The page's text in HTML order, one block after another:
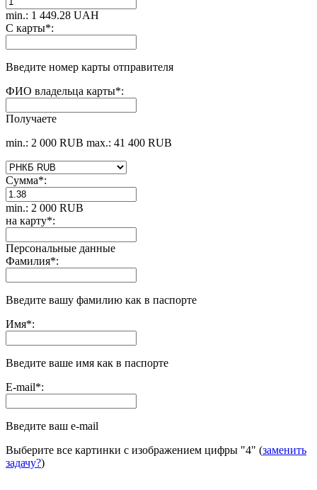
min.: 1 449.28 UAH
С карты*:
Введите номер карты отправителя
ФИО владельца карты*:
Получаете
min.: 2 000 RUB max.: 41 400 RUB
Сумма*:
min.: 2 000 RUB
на карту*:
Персональные данные
Фамилия*:
Введите вашу фамилию как в паспорте
Имя*:
Введите ваше имя как в паспорте
E-mail*:
Введите ваш e-mail
Выберите все картинки с изображением цифры "4" (заменить
задачу?)